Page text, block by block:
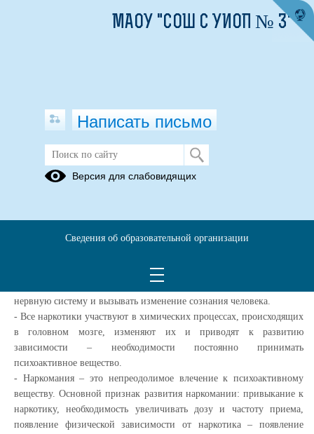
27 января – 2 февраля Неделя
профилактики употребления
одна из самых серьезных проблем современного общества.
нервную систему и вызывать изменение сознания человека.
- Все наркотики участвуют в химических процессах, происходящих
в головном мозге, изменяют их и приводят к развитию
зависимости – необходимости постоянно принимать
психоактивное вещество.
- Наркомания – это непреодолимое влечение к психоактивному
веществу. Основной признак развития наркомании: привыкание к
наркотику, необходимость увеличивать дозу и частоту приема,
появление физической зависимости от наркотика – появление
МАОУ "СОШ С УИОП № 3"
Написать письмо
Версия для слабовидящих
Сведения об образовательной организации